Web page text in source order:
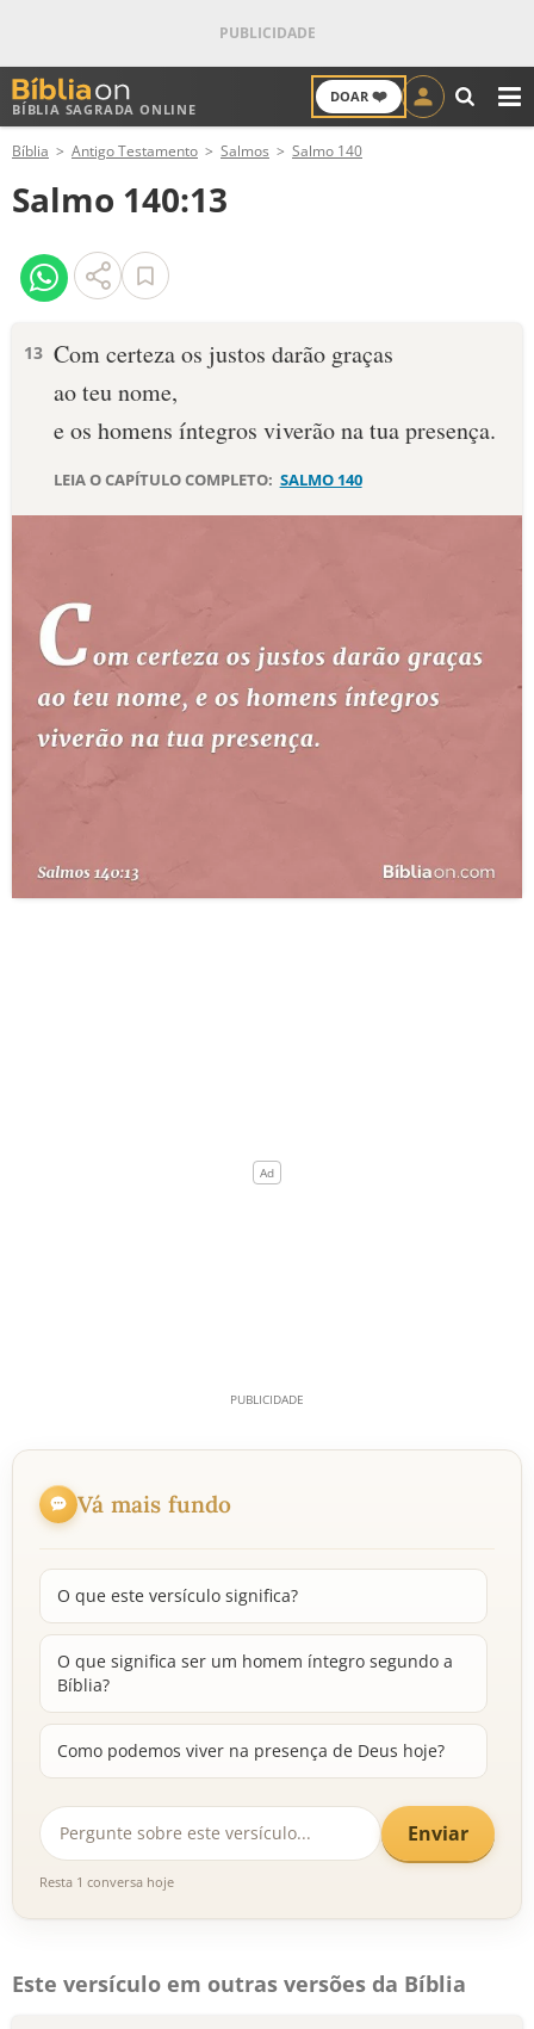
BÍBLIA SAGRADA ONLINE
DOAR ❤️
ANTIGO TESTAMENTO
NOVO TESTAMENTO
VERSÍCULOS
PALAVRA DO DIA
DEVOCIONAL DIÁRIO
ESTUDOS BÍBLICOS
ESBOÇOS DE PREGAÇÃO
TERMO BÍBLICO
Bíblia Antigo Testamento Salmos Salmo 140
Salmo 140:13
13 Com certeza os justos darão graças
ao teu nome,
e os homens íntegros viverão na tua presença.
LEIA O CAPÍTULO COMPLETO: SALMO 140
Vá mais fundo
O que este versículo significa?
O que significa ser um homem íntegro segundo a
Bíblia?
Como podemos viver na presença de Deus hoje?
Enviar
Resta 1 conversa hoje
Este versículo em outras versões da Bíblia